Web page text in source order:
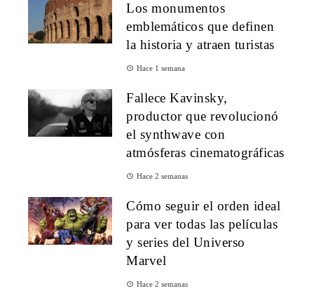
Los monumentos
emblemáticos que definen
la historia y atraen turistas
Hace 1 semana
Fallece Kavinsky,
productor que revolucionó
el synthwave con
atmósferas cinematográficas
Hace 2 semanas
Cómo seguir el orden ideal
para ver todas las películas
y series del Universo
Marvel
Hace 2 semanas